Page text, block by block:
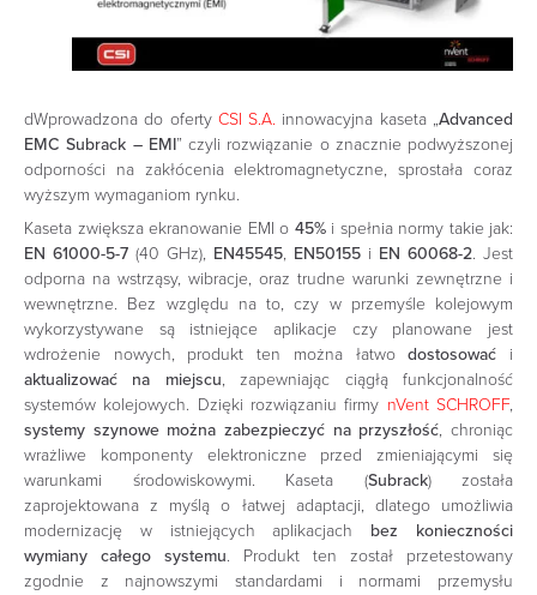
dWprowadzona do oferty CSI S.A. innowacyjna kaseta „Advanced
EMC Subrack – EMI” czyli rozwiązanie o znacznie podwyższonej
odporności na zakłócenia elektromagnetyczne, sprostała coraz
wyższym wymaganiom rynku.
Kaseta zwiększa ekranowanie EMI o 45%i spełnia normy takie jak:
EN 61000-5-7 (40 GHz), EN45545, EN50155 i EN 60068-2. Jest
odporna na wstrząsy, wibracje, oraz trudne warunki zewnętrzne i
wewnętrzne. Bez względu na to, czy w przemyśle kolejowym
wykorzystywane są istniejące aplikacje czy planowane jest
wdrożenie nowych, produkt ten można łatwodostosować i
aktualizować na miejscu, zapewniając ciągłą funkcjonalność
systemów kolejowych. Dzięki rozwiązaniu firmy nVent SCHROFF,
systemy szynowe można zabezpieczyć na przyszłość, chroniąc
wrażliwe komponenty elektroniczne przed zmieniającymi się
warunkami środowiskowymi. Kaseta (Subrack) została
zaprojektowana z myślą o łatwej adaptacji, dlatego umożliwia
modernizację w istniejących aplikacjach bez konieczności
wymiany całego systemu. Produkt ten został przetestowany
zgodnie z najnowszymi standardami i normami przemysłu